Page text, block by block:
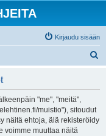
Kirjaudu sisään
"me", "meitä",
muistio"), sitoudut
näitä ehtoja, älä rekisteröidy
voimme muuttaa näitä